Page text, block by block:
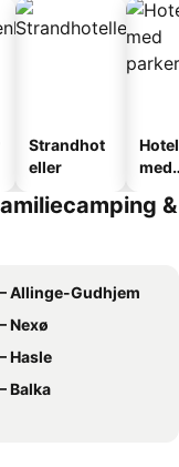
Strandhot
eller
med
&
Allinge-Gudhjem
Nexø
Hasle
Balka